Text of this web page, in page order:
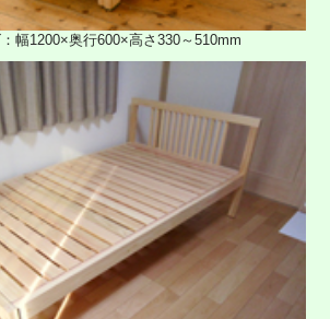
幅1200×奥行600×高さ330～510mm